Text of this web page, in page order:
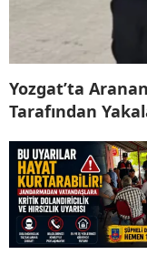
Yozgat’ta
Tarafından